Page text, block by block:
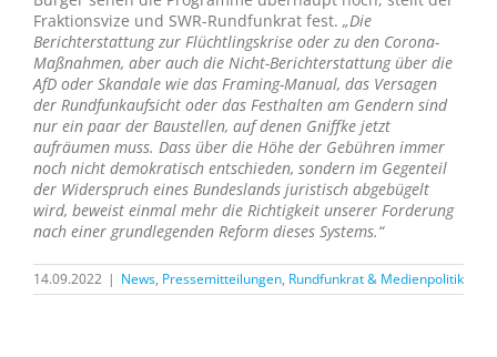
Fraktionsvize und SWR-Rundfunkrat fest. „Die
Berichterstattung zur Flüchtlingskrise oder zu den Corona-
Maßnahmen, aber auch die Nicht-Berichterstattung über die
AfD oder Skandale wie das Framing-Manual, das Versagen
der Rundfunkaufsicht oder das Festhalten am Gendern sind
nur ein paar der Baustellen, auf denen Gniffke jetzt
aufräumen muss. Dass über die Höhe der Gebühren immer
noch nicht demokratisch entschieden, sondern im Gegenteil
der Widerspruch eines Bundeslands juristisch abgebügelt
wird, beweist einmal mehr die Richtigkeit unserer Forderung
nach einer grundlegenden Reform dieses Systems.“
14.09.2022 | News, Pressemitteilungen, Rundfunkrat & Medienpolitik